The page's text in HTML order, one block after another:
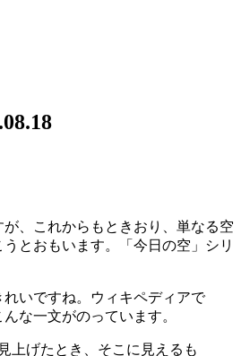
、これからもときおり、単なる空
とおもいます。「今日の空」シリ
いですね。ウィキペディアで
な一文がのっています。
上げたとき、そこに見えるも